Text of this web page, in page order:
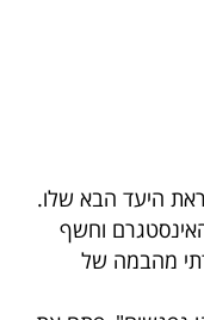
היעד הבא שלו.
וחשף
מהבמה של